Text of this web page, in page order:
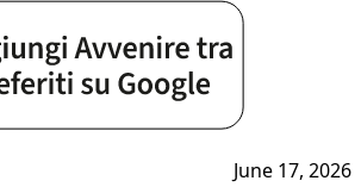
June 17, 2026